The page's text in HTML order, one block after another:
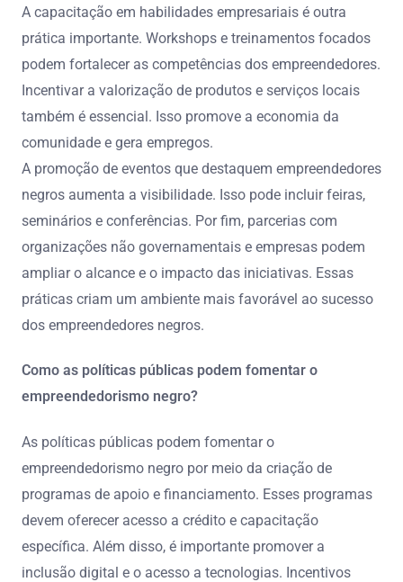
A capacitação em habilidades empresariais é outra
prática importante. Workshops e treinamentos focados
podem fortalecer as competências dos empreendedores.
Incentivar a valorização de produtos e serviços locais
também é essencial. Isso promove a economia da
comunidade e gera empregos.
A promoção de eventos que destaquem empreendedores
negros aumenta a visibilidade. Isso pode incluir feiras,
seminários e conferências. Por fim, parcerias com
organizações não governamentais e empresas podem
ampliar o alcance e o impacto das iniciativas. Essas
práticas criam um ambiente mais favorável ao sucesso
dos empreendedores negros.
Como as políticas públicas podem fomentar o
empreendedorismo negro?
As políticas públicas podem fomentar o
empreendedorismo negro por meio da criação de
programas de apoio e financiamento. Esses programas
devem oferecer acesso a crédito e capacitação
específica. Além disso, é importante promover a
inclusão digital e o acesso a tecnologias. Incentivos